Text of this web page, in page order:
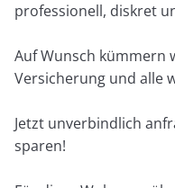
professionell, diskret
Auf Wunsch kümmern
Versicherung und alle
Jetzt unverbindlich
sparen!